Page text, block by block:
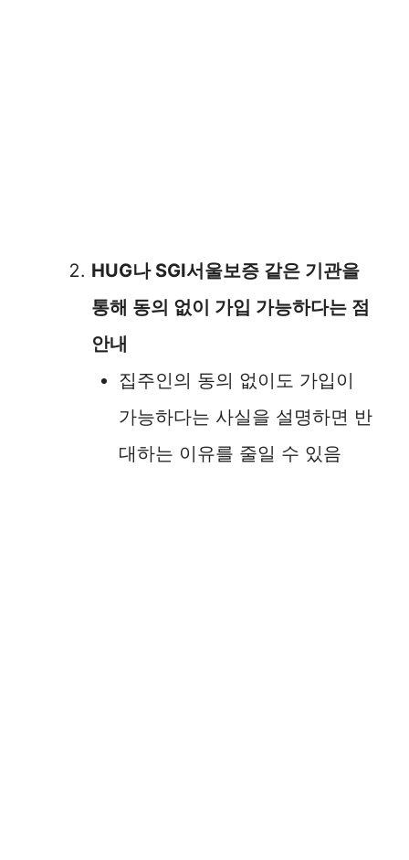
HUG나 SGI서울보증 같은 기관을
통해 동의 없이 가입 가능하다는 점
안내
집주인의 동의 없이도 가입이
가능하다는 사실을 설명하면 반
대하는 이유를 줄일 수 있음